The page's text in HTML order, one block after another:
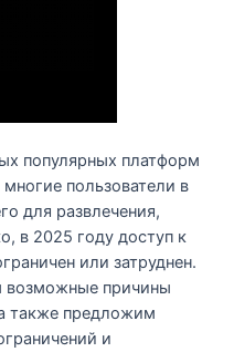
популярных платформ
пользователи в
для развлечения,
в 2025 году доступ к
или затруднен.
возможные причины
также предложим
и